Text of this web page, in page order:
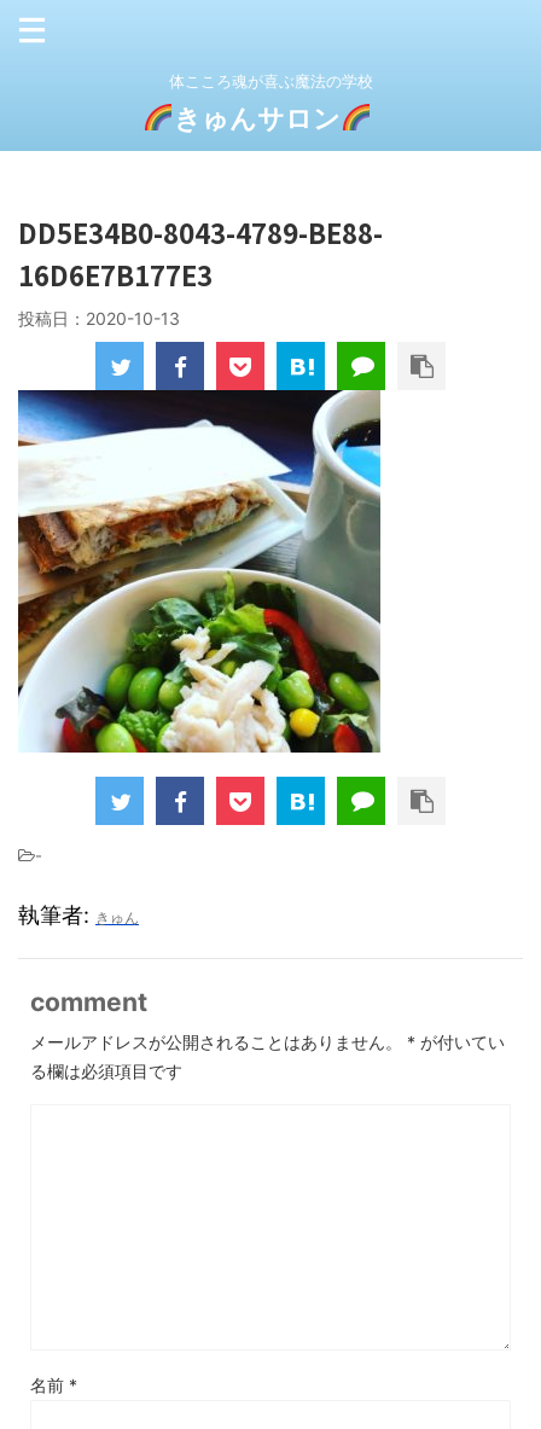
体こころ魂が喜ぶ魔法の学校
きゅんサロン
DD5E34B0-8043-4789-BE88-
16D6E7B177E3
投稿日： 2020-10-13
-
執筆者: きゅん
comment
メールアドレスが公開されることはありません。 * が付いてい
る欄は必須項目です
名前 *